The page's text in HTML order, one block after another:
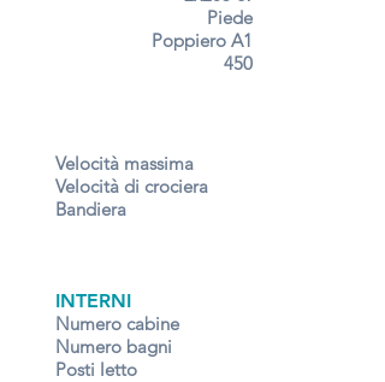
Piede
Poppiero A1
450
Velocità massima
Velocità di crociera
Bandiera
INTERNI
Numero cabine
Numero bagni
Posti letto